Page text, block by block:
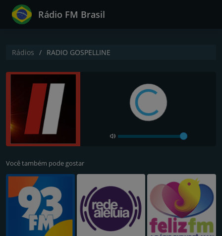
Rádio FM Brasil
Rádios RADIO GOSPELLINE
Você também pode gostar